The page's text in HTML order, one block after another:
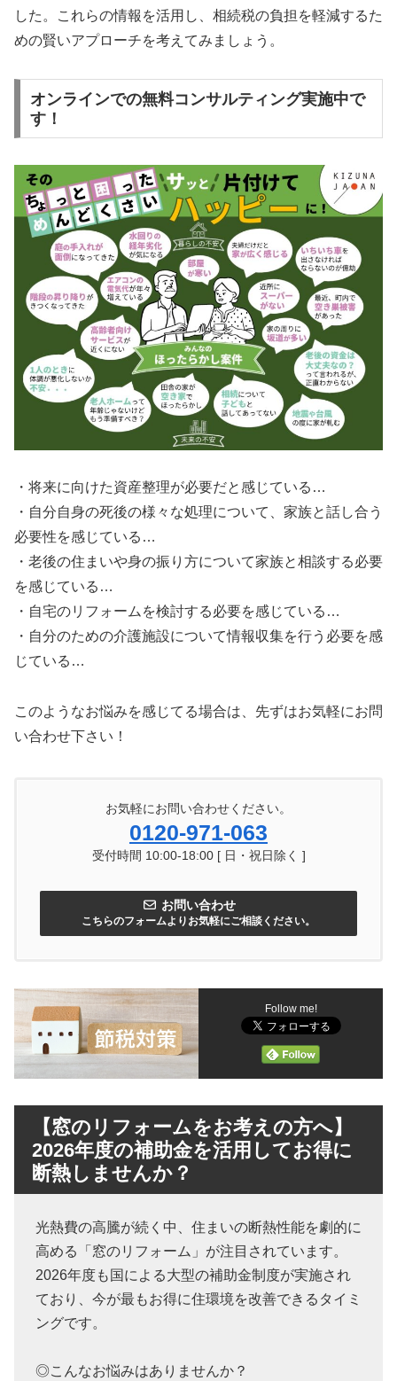
した。これらの情報を活用し、相続税の負担を軽減するた
めの賢いアプローチを考えてみましょう。
オンラインでの無料コンサルティング実施中で
す！
・将来に向けた資産整理が必要だと感じている…
・自分自身の死後の様々な処理について、家族と話し合う
必要性を感じている…
・老後の住まいや身の振り方について家族と相談する必要
を感じている…
・自宅のリフォームを検討する必要を感じている…
・自分のための介護施設について情報収集を行う必要を感
じている…
このようなお悩みを感じてる場合は、先ずはお気軽にお問
い合わせ下さい！
お気軽にお問い合わせください。
0120-971-063
受付時間 10:00-18:00 [ 日・祝日除く ]
お問い合わせ
こちらのフォームよりお気軽にご相談ください。
Follow me!
【窓のリフォームをお考えの方へ】
2026年度の補助金を活用してお得に
断熱しませんか？
光熱費の高騰が続く中、住まいの断熱性能を劇的に
高める「窓のリフォーム」が注目されています。
2026年度も国による大型の補助金制度が実施され
ており、今が最もお得に住環境を改善できるタイミ
ングです。
◎こんなお悩みはありませんか？